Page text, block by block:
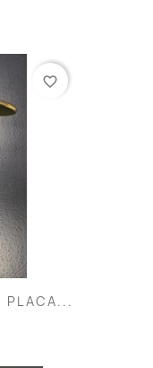
PLACA...
favorite_border